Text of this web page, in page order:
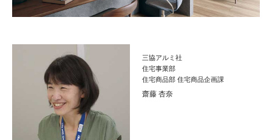
三協アルミ社
住宅事業部
住宅商品部 住宅商品企画課
齋藤 杏奈